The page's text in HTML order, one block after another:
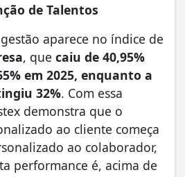
de Talentos
aparece no índice de
, que caiu de 40,95%
em 2025, enquanto a
32%. Com essa
demonstra que o
ao cliente começa
ao colaborador,
performance é, acima de